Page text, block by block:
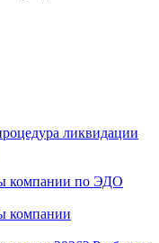
ликвидации
компании по ЭДО
компании